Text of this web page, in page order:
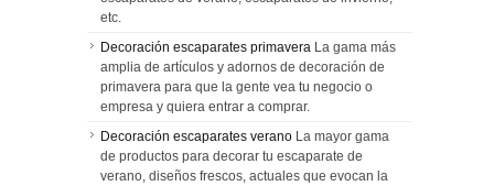
etc.
Decoración escaparates primavera La gama más
amplia de artículos y adornos de decoración de
primavera para que la gente vea tu negocio o
empresa y quiera entrar a comprar.
Decoración escaparates verano La mayor gama
de productos para decorar tu escaparate de
verano, diseños frescos, actuales que evocan la